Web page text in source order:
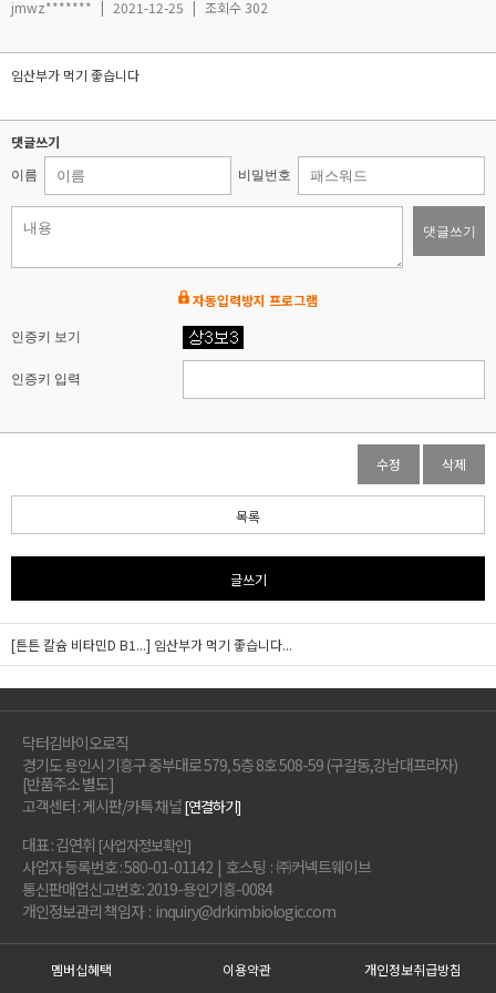
jmwz******* | 2021-12-25 | 조회수 302
임산부가 먹기 좋습니다
댓글쓰기
이름 비밀번호
댓글쓰기
자동입력방지 프로그램
인증키 보기
인증키 입력
수정 삭제
목록
글쓰기
[튼튼 칼슘 비타민D B1...] 임산부가 먹기 좋습니다...
닥터김바이오로직
경기도 용인시 기흥구 중부대로 579, 5층 8호 508-59 (구갈동,강남대프라자)
[반품주소 별도]
고객센터 : 게시판/카톡 채널[연결하기]
대표 : 김연휘 [사업자정보확인]
사업자 등록번호 : 580-01-01142 | 호스팅 : ㈜커넥트웨이브
통신판매업신고번호: 2019-용인기흥-0084
개인정보관리 책임자 : inquiry@drkimbiologic.com
멤버십혜택 이용약관 개인정보취급방침